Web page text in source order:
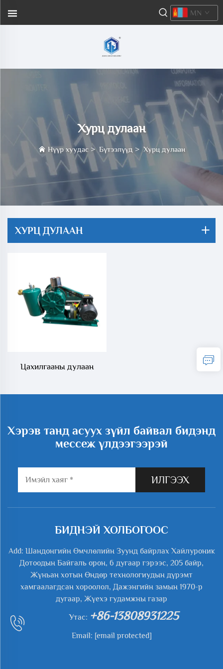
MN
Хурц дулаан
Нүүр хуудас> Бүтээлүүд > Хурц дулаан
ХУРЦ ДУЛААН
Цахилгааны дулаан
эрчимтэй буурган
үйлдвэрлэлийн арга
Хэрэв танд асуух зүйл байвал бидэнд
мессеж үлдээгээрэй
ИЛГЭЭХ
БИДНЭЙ ХОЛБОГООС
Add: Шандонгийн Өмчлөлийн Зуунд байрлах Хайлуроник
Дотоодын Байгаль орон, 6 дугаар гэрээс, 205 байр,
Жүньан хотын Өндөр технологиудын дүрэмт
хамгаалагдсан хороолол, Дажэнгийн замын 1970-р
дугаар, Жүехэ гудамжны газар
Утас: +86-13808931225
Email: [email protected]